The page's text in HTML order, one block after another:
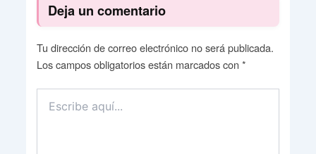
Deja un comentario
Tu dirección de correo electrónico no será publicada.
Los campos obligatorios están marcados con *
aquí...